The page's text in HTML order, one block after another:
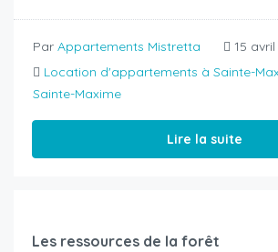
Par Appartements Mistretta
15
Location d'appartements à Sainte-
Sainte-Maxime
Lire la suite
Les ressources de la forêt